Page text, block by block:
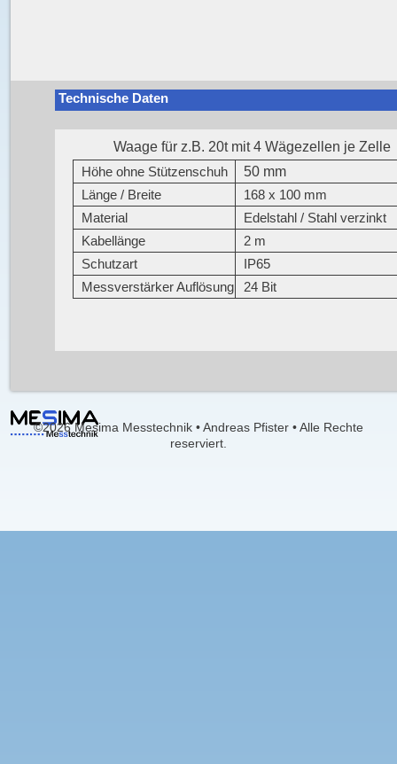
Waage für z.B. 20t mit 4 Wägezellen je Zelle
Höhe ohne Stützenschuh 50 mm
Länge / Breite
168 x 100 mm
Material
Edelstahl / Stahl verzinkt
Kabellänge
2 m
Schutzart
IP65
Messverstärker Auflösung
24 Bit
Technische Daten
©2026 Mesima Messtechnik • Andreas Pfister • Alle Rechte
reserviert.